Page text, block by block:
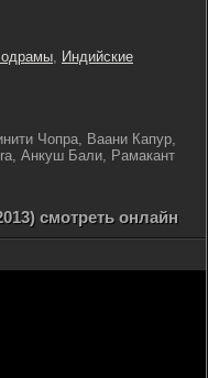
, Индийские
Чопра, Ваани Капур,
Анкуш Бали, Рамакант
смотреть онлайн